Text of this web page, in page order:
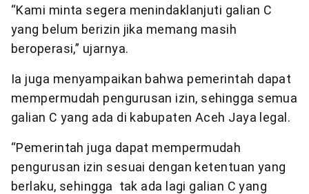
“Kami minta segera menindaklanjuti galian C
yang belum berizin jika memang masih
beroperasi,” ujarnya.
Ia juga menyampaikan bahwa pemerintah dapat
mempermudah pengurusan izin, sehingga semua
galian C yang ada di kabupaten Aceh Jaya legal.
“Pemerintah juga dapat mempermudah
pengurusan izin sesuai dengan ketentuan yang
berlaku, sehingga tak ada lagi galian C yang